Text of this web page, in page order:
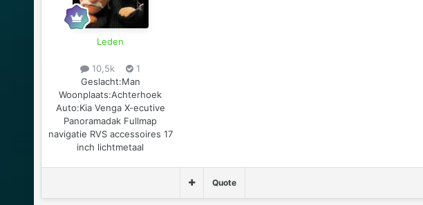
Leden
10,5k
1
Geslacht:Man
Woonplaats:Achterhoek
Auto:Kia Venga X-ecutive
Panoramadak Fullmap
navigatie RVS accessoires 17
inch lichtmetaal
Quote